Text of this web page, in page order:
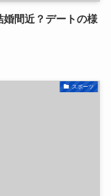
間近？デートの様
スポーツ